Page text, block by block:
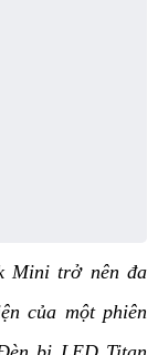
Mini trở nên đa
của một phiên